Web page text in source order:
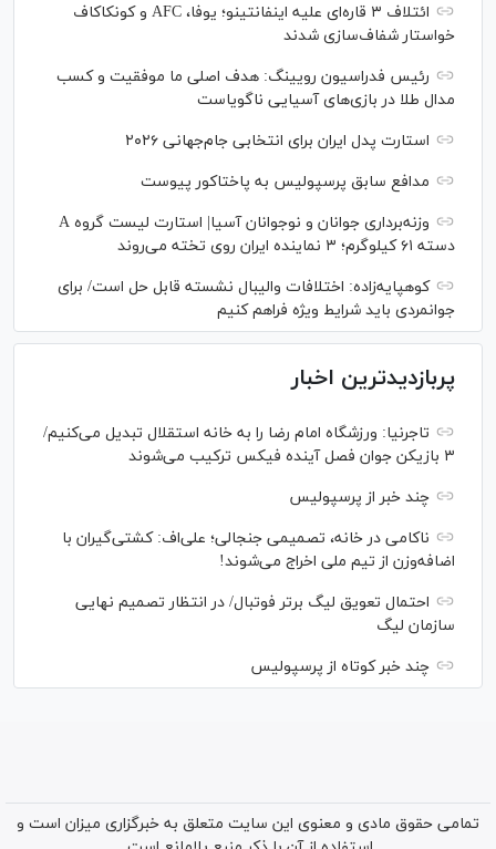
ائتلاف ۳ قاره‌ای علیه اینفانتینو؛ یوفا، AFC و کونکاکاف
خواستار شفاف‌سازی شدند
رئیس فدراسیون رویینگ: هدف اصلی ما موفقیت و کسب
مدال طلا در بازی‌های آسیایی ناگویاست
استارت پدل ایران برای انتخابی جام‌جهانی ۲۰۲۶
مدافع سابق پرسپولیس به پاختاکور پیوست
وزنه‌برداری جوانان و نوجوانان آسیا| استارت لیست گروه A
دسته ۶۱ کیلوگرم؛ ۳ نماینده ایران روی تخته می‌روند
کوهپایه‌زاده: اختلافات والیبال نشسته قابل حل است/ برای
جوانمردی باید شرایط ویژه فراهم کنیم
پربازدیدترین اخبار
تاجرنیا: ورزشگاه امام رضا را به خانه استقلال تبدیل می‌کنیم/
۳ بازیکن جوان فصل آینده فیکس ترکیب می‌شوند
چند خبر از پرسپولیس
ناکامی در خانه، تصمیمی جنجالی؛ علی‌اف: کشتی‌گیران با
اضافه‌وزن از تیم ملی اخراج می‌شوند!
احتمال تعویق لیگ برتر فوتبال/ در انتظار تصمیم نهایی
سازمان لیگ
چند خبر کوتاه از پرسپولیس
تمامی حقوق مادی و معنوی این سایت متعلق به خبرگزاری میزان است و